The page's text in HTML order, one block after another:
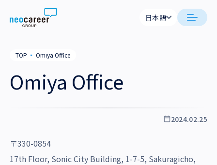
Skip to content
日本語
代表メッセージ
事業内容
業務支援
サステナビリティ
日本語
TOP ▪ Omiya Office
Omiya Office
2024.02.25
〒330-0854
17th Floor, Sonic City Building, 1-7-5, Sakuragicho,